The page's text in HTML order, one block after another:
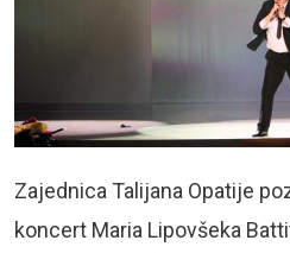
Zajednica Talijana Opatije
koncert Maria Lipovšeka